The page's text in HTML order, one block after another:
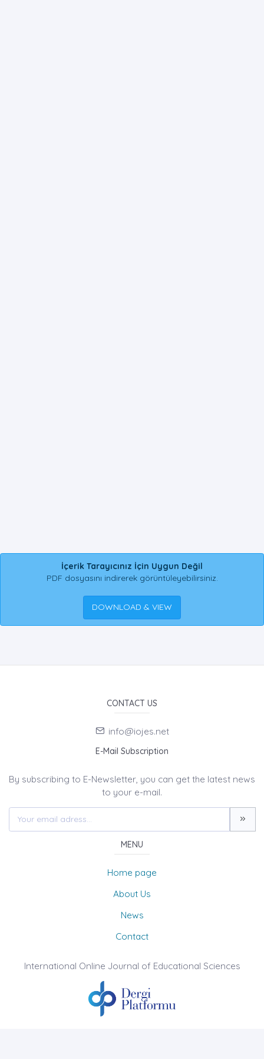
İçerik Tarayıcınız İçin Uygun Değil
PDF dosyasını indirerek görüntüleyebilirsiniz.
DOWNLOAD & VIEW
CONTACT US
info@iojes.net
E-Mail Subscription
By subscribing to E-Newsletter, you can get the latest news
to your e-mail.
MENU
Home page
About Us
News
Contact
International Online Journal of Educational Sciences